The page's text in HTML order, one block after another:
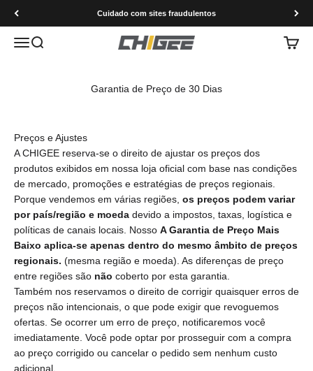
Cuidado com sites fraudulentos
MenuPesquisar CHIGEE Technology co.,Ltd
Garantia de Preço de 30 Dias
Preços e Ajustes
A CHIGEE reserva-se o direito de ajustar os preços dos
produtos exibidos em nossa loja oficial com base nas condições
de mercado, promoções e estratégias de preços regionais.
Porque vendemos em várias regiões, os preços podem variar
por país/região e moeda devido a impostos, taxas, logística e
políticas de canais locais. Nosso A Garantia de Preço Mais
Baixo aplica-se apenas dentro do mesmo âmbito de preços
regionais. (mesma região e moeda). As diferenças de preço
entre regiões são não coberto por esta garantia.
Também nos reservamos o direito de corrigir quaisquer erros de
preços não intencionais, o que pode exigir que revoguemos
ofertas. Se ocorrer um erro de preço, notificaremos você
imediatamente. Você pode optar por prosseguir com a compra
ao preço corrigido ou cancelar o pedido sem nenhum custo
adicional.